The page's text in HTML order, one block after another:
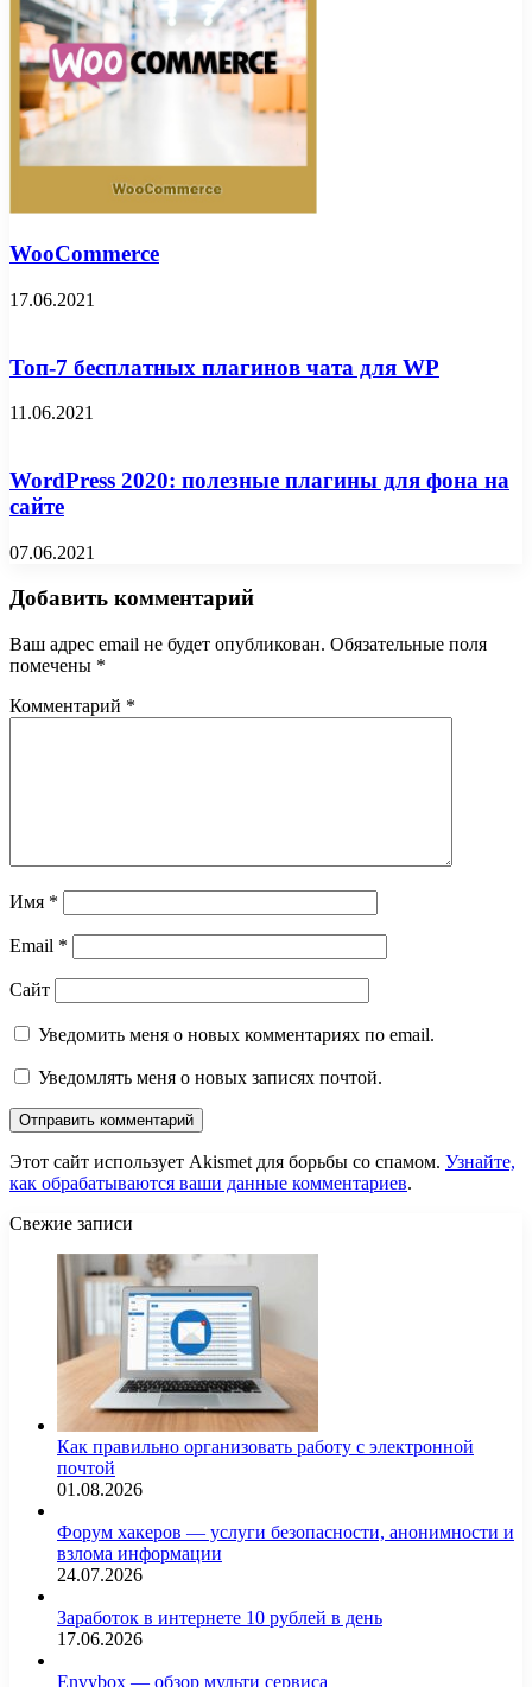
WooCommerce
17.06.2021
Топ-7 бесплатных плагинов чата для WP
11.06.2021
WordPress 2020: полезные плагины для фона на
сайте
07.06.2021
Добавить комментарий
Ваш адрес email не будет опубликован. Обязательные поля
помечены *
Комментарий *
Имя *
Email *
Сайт
Уведомить меня о новых комментариях по email.
Уведомлять меня о новых записях почтой.
Этот сайт использует Akismet для борьбы со спамом. Узнайте,
как обрабатываются ваши данные комментариев.
Свежие записи
Как правильно организовать работу с электронной
почтой
01.08.2026
Форум хакеров — услуги безопасности, анонимности и
взлома информации
24.07.2026
Заработок в интернете 10 рублей в день
17.06.2026
Envybox — обзор мульти сервиса